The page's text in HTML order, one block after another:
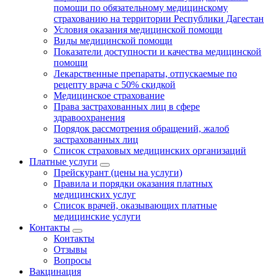
помощи по обязательному медицинскому
страхованию на территории Республики Дагестан
Условия оказания медицинской помощи
Виды медицинской помощи
Показатели доступности и качества медицинской
помощи
Лекарственные препараты, отпускаемые по
рецепту врача с 50% скидкой
Медицинское страхование
Права застрахованных лиц в сфере
здравоохранения
Порядок рассмотрения обращений, жалоб
застрахованных лиц
Список страховых медицинских организаций
Платные услуги
Прейскурант (цены на услуги)
Правила и порядки оказания платных
медицинских услуг
Список врачей, оказывающих платные
медицинские услуги
Контакты
Контакты
Отзывы
Вопросы
Вакцинация